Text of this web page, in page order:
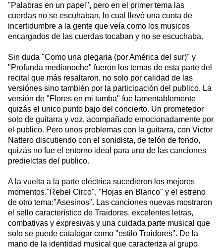
"Palabras en un papel", pero en el primer tema las
cuerdas no se escuhaban, lo cual llevó una cuota de
incertidumbre a la gente que veía como los musicos
encargados de las cuerdas tocaban y no se escuchaba.
Sin duda "Como una plegaria (por América del sur)" y
"Profunda medianoche" fueron los temas de esta parte del
recital que más resaltaron, no solo por calidad de las
versiónes sino también por la participación del publico. La
versión de "Flores en mi tumba" fue lamentablemente
quizás el unico punto bajo del concierto. Un prometedor
solo de guitarra y voz, acompañado emocionadamente por
el publico. Pero unos problemas con la guitarra, con Victor
Nattero discutiendo con el sonidista, de telón de fondo,
quizás no fue el entorno ideal para una de las canciones
predielctas del publico.
A la vuelta a la parte eléctrica sucedieron los mejores
momentos."Rebel Circo", "Hojas en Blanco" y el estreno
de otro tema:"Asesinos". Las canciones nuevas mostraron
el sello característico de Traidores, excelentes letras,
combativas y expresivas y una cuidada parte musical que
solo se puede catalogar como "estilo Traidores". De la
mano de la identidad musical que caracteriza al grupo.